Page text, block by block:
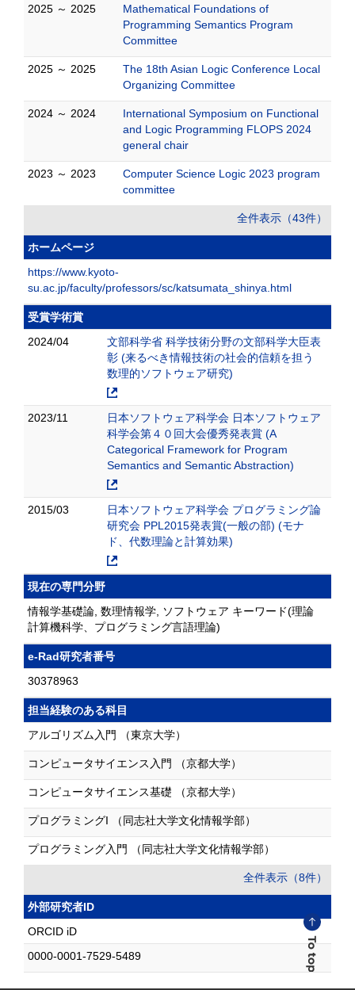
2025 ～ 2025
Mathematical Foundations of
Programming Semantics Program
Committee
2025 ～ 2025
The 18th Asian Logic Conference Local
Organizing Committee
2024 ～ 2024
International Symposium on Functional
and Logic Programming FLOPS 2024
general chair
2023 ～ 2023
Computer Science Logic 2023 program
committee
全件表示（43件）
ホームページ
https://www.kyoto-
su.ac.jp/faculty/professors/sc/katsumata_shinya.html
受賞学術賞
2024/04
文部科学省 科学技術分野の文部科学大臣表
彰 (来るべき情報技術の社会的信頼を担う
数理的ソフトウェア研究)
2023/11
日本ソフトウェア科学会 日本ソフトウェア
科学会第４０回大会優秀発表賞 (A
Categorical Framework for Program
Semantics and Semantic Abstraction)
2015/03
日本ソフトウェア科学会 プログラミング論
研究会 PPL2015発表賞(一般の部) (モナ
ド、代数理論と計算効果)
現在の専門分野
情報学基礎論, 数理情報学, ソフトウェア キーワード(理論
計算機科学、プログラミング言語理論)
e-Rad研究者番号
30378963
担当経験のある科目
アルゴリズム入門 （東京大学）
コンピュータサイエンス入門 （京都大学）
コンピュータサイエンス基礎 （京都大学）
プログラミングI （同志社大学文化情報学部）
プログラミング入門 （同志社大学文化情報学部）
全件表示（8件）
外部研究者ID
ORCID iD
0000-0001-7529-5489